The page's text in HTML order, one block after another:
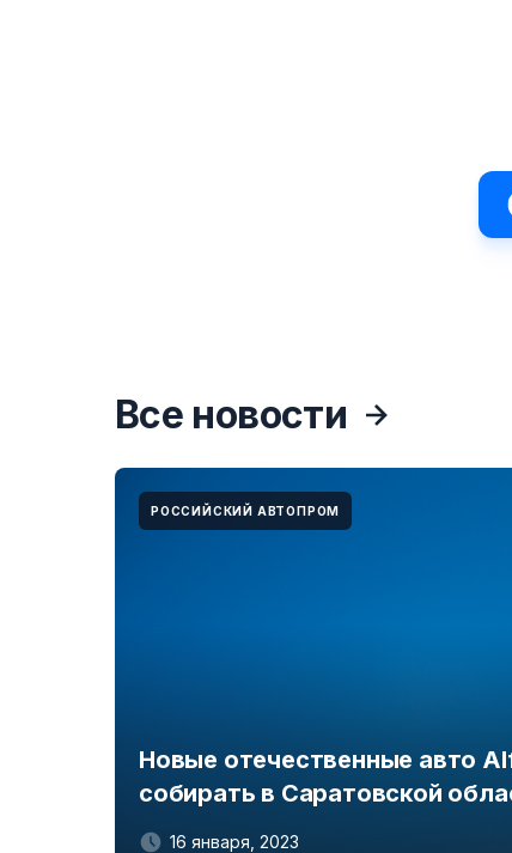
Все новости
РОССИЙСКИЙ АВТОПРОМ
Новые отечественные авто
собирать в Саратовской
16 января, 2023